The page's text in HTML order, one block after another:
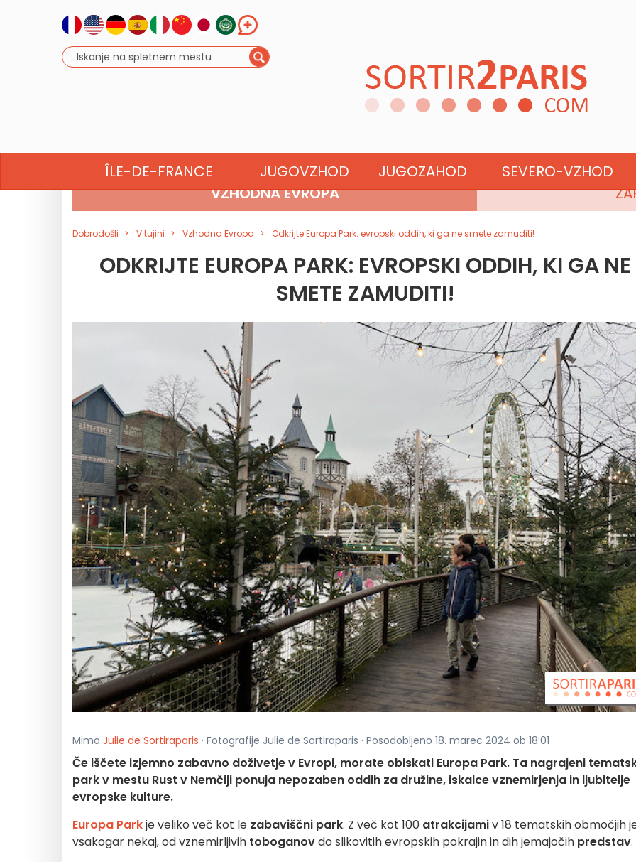
ÎLE-DE-FRANCE JUGOVZHOD JUGOZAHOD SEVERO-VZHOD
SEVERNA AFRIKA SEVERNA EVROPA
VZHODNA EVROPA
Dobrodošli V tujini Vzhodna Evropa Odkrijte Europa Park: evropski oddih, ki ga ne smete zamuditi!
ODKRIJTE EUROPA PARK: EVROPSKI ODDIH, KI GA NE
SMETE ZAMUDITI!
Mimo Julie de Sortiraparis · Fotografije Julie de Sortiraparis · Posodobljeno 18. marec 2024 ob 18:01
Če iščete izjemno zabavno doživetje v Evropi, morate obiskati Europa Park. Ta nagrajeni
park v mestu Rust v Nemčiji ponuja nepozaben oddih za družine, iskalce vznemirjenja in ljubitelje
evropske kulture.
Europa Parkje veliko več kot le zabaviščni park. Z več kot 100 atrakcijamiv 18 tematskih območjih
vsakogar nekaj, od vznemirljivih toboganovdo slikovitih evropskih pokrajin in dih jemajočih predstav.